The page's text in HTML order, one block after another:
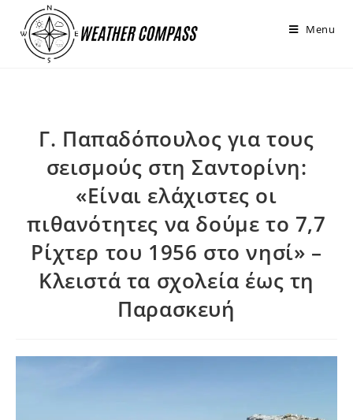
περιεχόμενο
Menu
Γ. Παπαδόπουλος για τους
σεισμούς στη Σαντορίνη:
«Είναι ελάχιστες οι
πιθανότητες να δούμε το 7,7
Ρίχτερ του 1956 στο νησί» –
Κλειστά τα σχολεία έως τη
Παρασκευή